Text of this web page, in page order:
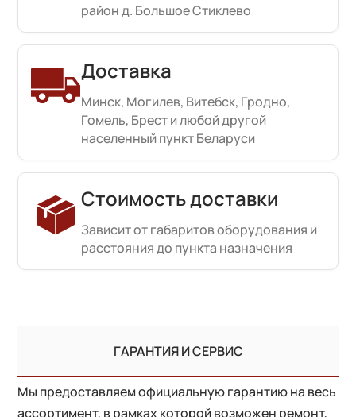
район д. Большое Стиклево
Доставка
Минск, Могилев, Витебск, Гродно,
Гомель, Брест и любой другой
населенный пункт Беларуси
Стоимость доставки
Зависит от габаритов оборудования и
расстояния до пункта назначения
ГАРАНТИЯ И СЕРВИС
Мы предоставляем официальную гарантию на весь
ассортимент, в рамках которой возможен ремонт,